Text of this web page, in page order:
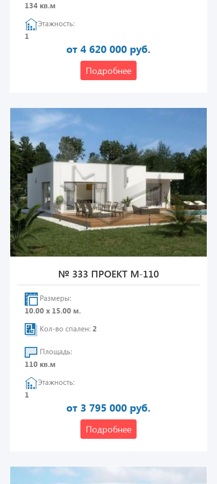
134 кв.м
Этажность:
1
от 4 620 000 руб.
Подробнее
№ 333 ПРОЕКТ М-110
Размеры:
10.00 х 15.00 м.
Кол-во спален: 2
Площадь:
110 кв.м
Этажность:
1
от 3 795 000 руб.
Подробнее